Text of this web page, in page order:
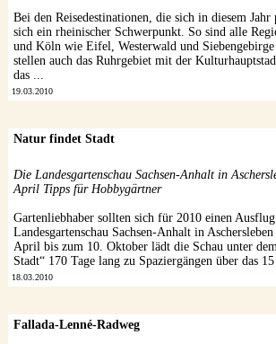
Bei den Reisedestinationen, die sich in diesem
sich ein rheinischer Schwerpunkt. So sind alle
und Köln wie Eifel, Westerwald und
stellen auch das Ruhrgebiet mit der
das ...
19.03.2010
Natur findet Stadt
Die Landesgartenschau Sachsen-Anhalt in
April Tipps für Hobbygärtner
Gartenliebhaber sollten sich für 2010 einen
Landesgartenschau Sachsen-Anhalt in
April bis zum 10. Oktober lädt die Schau unter
Stadt“ 170 Tage lang zu Spaziergängen über das
18.03.2010
Fallada-Lenné-Radweg